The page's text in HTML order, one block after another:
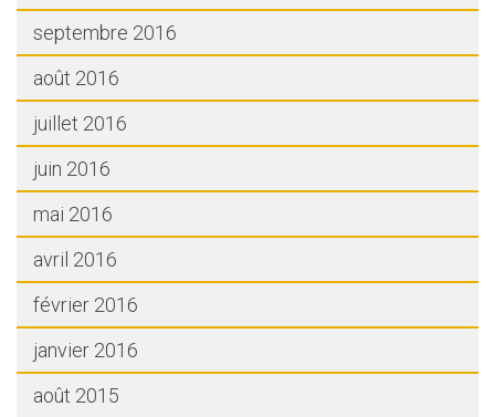
septembre 2016
août 2016
juillet 2016
juin 2016
mai 2016
avril 2016
février 2016
janvier 2016
août 2015